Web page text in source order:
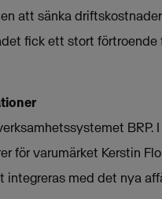
att sänka
fick ett stort
BRP.
för varumärket Kerstin
integreras med det nya